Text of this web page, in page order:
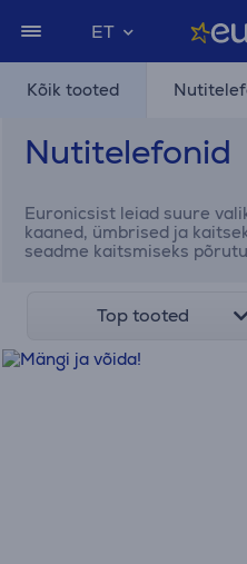
ET
Kõik tooted
Nutitelefonid
Euronicsist leiad suure
kaaned, ümbrised ja
seadme kaitsmiseks
Top tooted